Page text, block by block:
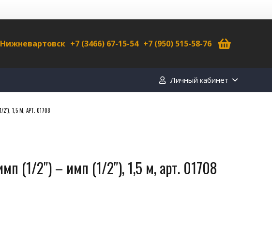
Нижневартовск +7 (3466) 67-15-54 +7 (950) 515-58-76
Личный кабинет
1,5 М, АРТ. 01708
(1/2″) – имп (1/2″), 1,5 м, арт. 01708